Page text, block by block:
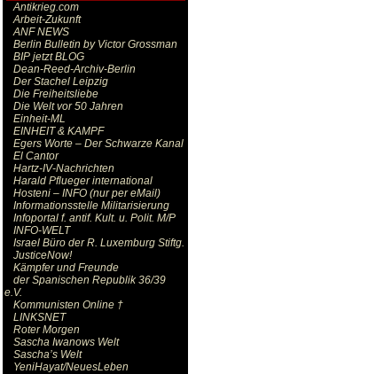
Antikrieg.com
Arbeit-Zukunft
ANF NEWS
Berlin Bulletin by Victor Grossman
BIP jetzt BLOG
Dean-Reed-Archiv-Berlin
Der Stachel Leipzig
Die Freiheitsliebe
Die Welt vor 50 Jahren
Einheit-ML
EINHEIT & KAMPF
Egers Worte – Der Schwarze Kanal
El Cantor
Hartz-IV-Nachrichten
Harald Pflueger international
Hosteni – INFO (nur per eMail)
Informationsstelle Militarisierung
Infoportal f. antif. Kult. u. Polit. M/P
INFO-WELT
Israel Büro der R. Luxemburg Stiftg.
JusticeNow!
Kämpfer und Freunde
der Spanischen Republik 36/39
e.V.
Kommunisten Online †
LINKSNET
Roter Morgen
Sascha Iwanows Welt
Sascha’s Welt
YeniHayat/NeuesLeben